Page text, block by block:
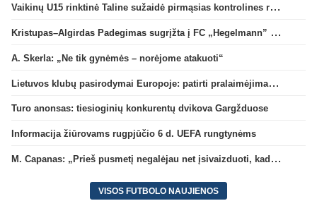
Vaikinų U15 rinktinė Taline sužaidė pirmąsias kontrolines rungtynes
Kristupas–Algirdas Padegimas sugrįžta į FC „Hegelmann” B sudėtį
A. Skerla: „Ne tik gynėmės – norėjome atakuoti“
Lietuvos klubų pasirodymai Europoje: patirti pralaimėjimai Kroatijos atstovams
Turo anonsas: tiesioginių konkurentų dvikova Gargžduose
Informacija žiūrovams rugpjūčio 6 d. UEFA rungtynėms
M. Capanas: „Prieš pusmetį negalėjau net įsivaizduoti, kad žaisime prieš „Hajduk“
VISOS FUTBOLO NAUJIENOS